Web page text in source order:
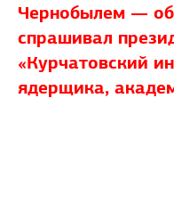
Чернобылем —
спрашивал
«Курчатовский
ядерщика,
25